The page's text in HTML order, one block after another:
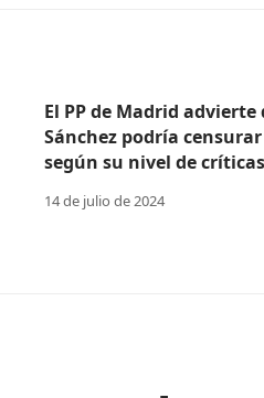
El PP de Madrid advierte
Sánchez podría
según su nivel de
14 de julio de 2024